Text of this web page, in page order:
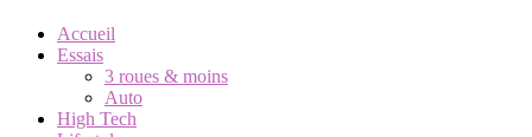
Accueil
Essais
3 roues & moins
Auto
High Tech